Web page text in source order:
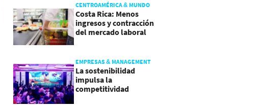
CENTROAMÉRICA & MUNDO
Costa Rica: Menos
ingresos y contracción
del mercado laboral
EMPRESAS & MANAGEMENT
La sostenibilidad
impulsa la
competitividad